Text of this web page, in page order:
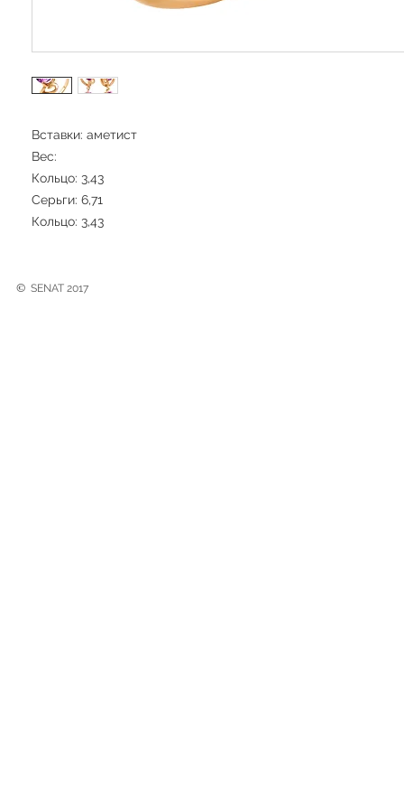
Вставки: аметист
Вес:
Кольцо: 3,43
Серьги: 6,71
Кольцо: 3,43
© SENAT 2017